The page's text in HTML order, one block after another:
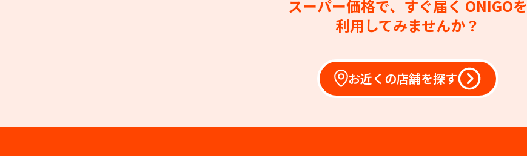
スーパー価格で、すぐ届く ONIGOを
利用してみませんか？
お近くの店舗を探す